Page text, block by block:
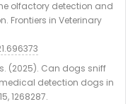
olfactory detection and
Frontiers in Veterinary
(2025). Can dogs sniff
detection dogs in
1268287.